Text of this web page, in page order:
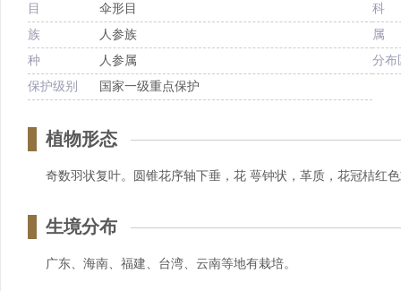
目
伞形目
科
族
人参族
属
种
人参属
分布
保护级别
国家一级重点保护
植物形态
奇数羽状复叶。圆锥花序轴下垂，花 萼钟状，革质，花冠桔红
生境分布
广东、海南、福建、台湾、云南等地有栽培。